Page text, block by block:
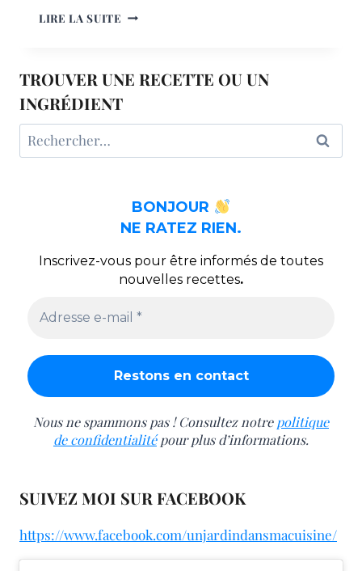
LIRE LA SUITE CROZIFLETTE
TROUVER UNE RECETTE OU UN
INGRÉDIENT
Rechercher :
BONJOUR
NE RATEZ RIEN.
Inscrivez-vous pour être informés de toutes
nouvelles recettes.
Nous ne spammons pas ! Consultez notrepolitique
de confidentialitépour plus d’informations.
SUIVEZ MOI SUR FACEBOOK
https://www.facebook.com/unjardindansmacuisine/